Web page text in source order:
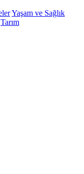
Yaşam ve Sağlık
Tarım